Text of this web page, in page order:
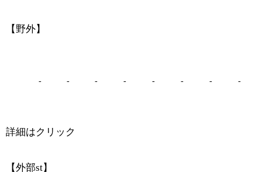
【野外】
- - - - - - - -
詳細はクリック
【外部st】